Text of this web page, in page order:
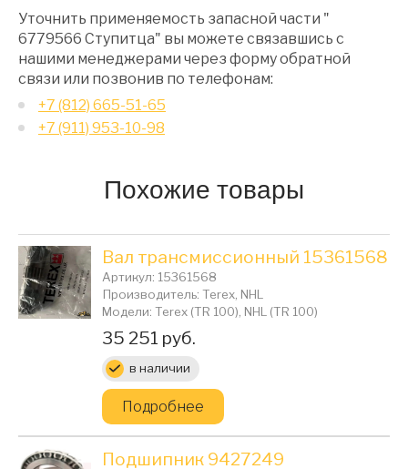
Уточнить применяемость запасной части "
6779566 Ступитца" вы можете связавшись с
нашими менеджерами через форму обратной
связи или позвонив по телефонам:
+7 (812) 665-51-65
+7 (911) 953-10-98
Похожие товары
Вал трансмиссионный 15361568
Артикул: 15361568
Производитель: Terex, NHL
Модели: Terex (TR 100), NHL (TR 100)
Цена:
35 251 руб.
в наличии
Подробнее
Подшипник 9427249